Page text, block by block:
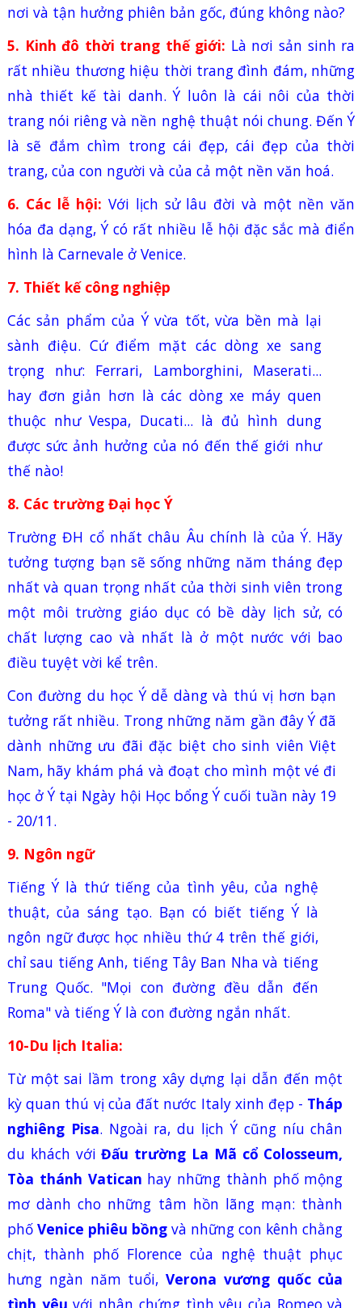
nơi và tận hưởng phiên bản gốc, đúng không nào?
5. Kinh đô thời trang thế giới: Là nơi sản sinh ra
rất nhiều thương hiệu thời trang đình đám, những
nhà thiết kế tài danh. Ý luôn là cái nôi của thời
trang nói riêng và nền nghệ thuật nói chung. Đến Ý
là sẽ đắm chìm trong cái đẹp, cái đẹp của thời
trang, của con người và của cả một nền văn hoá.
6. Các lễ hội: Với lịch sử lâu đời và một nền văn
hóa đa dạng, Ý có rất nhiều lễ hội đặc sắc mà điển
hình là Carnevale ở Venice.
7. Thiết kế công nghiệp
Các sản phẩm của Ý vừa tốt, vừa bền mà lại
sành điệu. Cứ điểm mặt các dòng xe sang
trọng như: Ferrari, Lamborghini, Maserati...
hay đơn giản hơn là các dòng xe máy quen
thuộc như Vespa, Ducati... là đủ hình dung
được sức ảnh hưởng của nó đến thế giới như
thế nào!
8. Các trường Đại học Ý
Trường ĐH cổ nhất châu Âu chính là của Ý. Hãy
tưởng tượng bạn sẽ sống những năm tháng đẹp
nhất và quan trọng nhất của thời sinh viên trong
một môi trường giáo dục có bề dày lịch sử, có
chất lượng cao và nhất là ở một nước với bao
điều tuyệt vời kể trên.
Con đường du học Ý dễ dàng và thú vị hơn bạn
tưởng rất nhiều. Trong những năm gần đây Ý đã
dành những ưu đãi đặc biệt cho sinh viên Việt
Nam, hãy khám phá và đoạt cho mình một vé đi
học ở Ý tại Ngày hội Học bổng Ý cuối tuần này 19
- 20/11.
9. Ngôn ngữ
Tiếng Ý là thứ tiếng của tình yêu, của nghệ
thuật, của sáng tạo. Bạn có biết tiếng Ý là
ngôn ngữ được học nhiều thứ 4 trên thế giới,
chỉ sau tiếng Anh, tiếng Tây Ban Nha và tiếng
Trung Quốc. "Mọi con đường đều dẫn đến
Roma" và tiếng Ý là con đường ngắn nhất.
10-Du lịch Italia:
Từ một sai lầm trong xây dựng lại dẫn đến một
kỳ quan thú vị của đất nước Italyxinh đẹp - Tháp
nghiêng Pisa. Ngoài ra, du lịch Ý cũng níu chân
du khách vớiĐấu trường La Mã cổ Colosseum,
Tòa thánh Vatican hay những thành phố mộng
mơ dành cho những tâm hồn lãng mạn: thành
phốVenice phiêu bồng và những con kênh chằng
chịt, thành phố Florence của nghệ thuật phục
hưng ngàn năm tuổi,Verona vương quốc của
tình yêu với nhân chứng tình yêu của Romeo và